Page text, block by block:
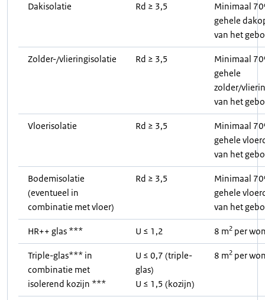
Dakisolatie Rd ≥ 3,5
Minimaal
gehele
van het
Zolder-/vlieringisolatie Rd ≥ 3,5
Minimaal
gehele
zolder/
van het
Vloerisolatie Rd ≥ 3,5
Minimaal
gehele
van het
Bodemisolatie
(eventueel in
combinatie met vloer)
Rd ≥ 3,5
Minimaal
gehele
van het
HR++ glas *** U ≤ 1,2 8 m2 per
Triple-glas*** in
combinatie met
isolerend kozijn ***
U ≤ 0,7 (triple-
glas)
U ≤ 1,5 (kozijn)
8 m2 per